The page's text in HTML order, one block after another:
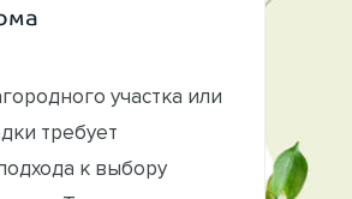
участка или
требует
к выбору